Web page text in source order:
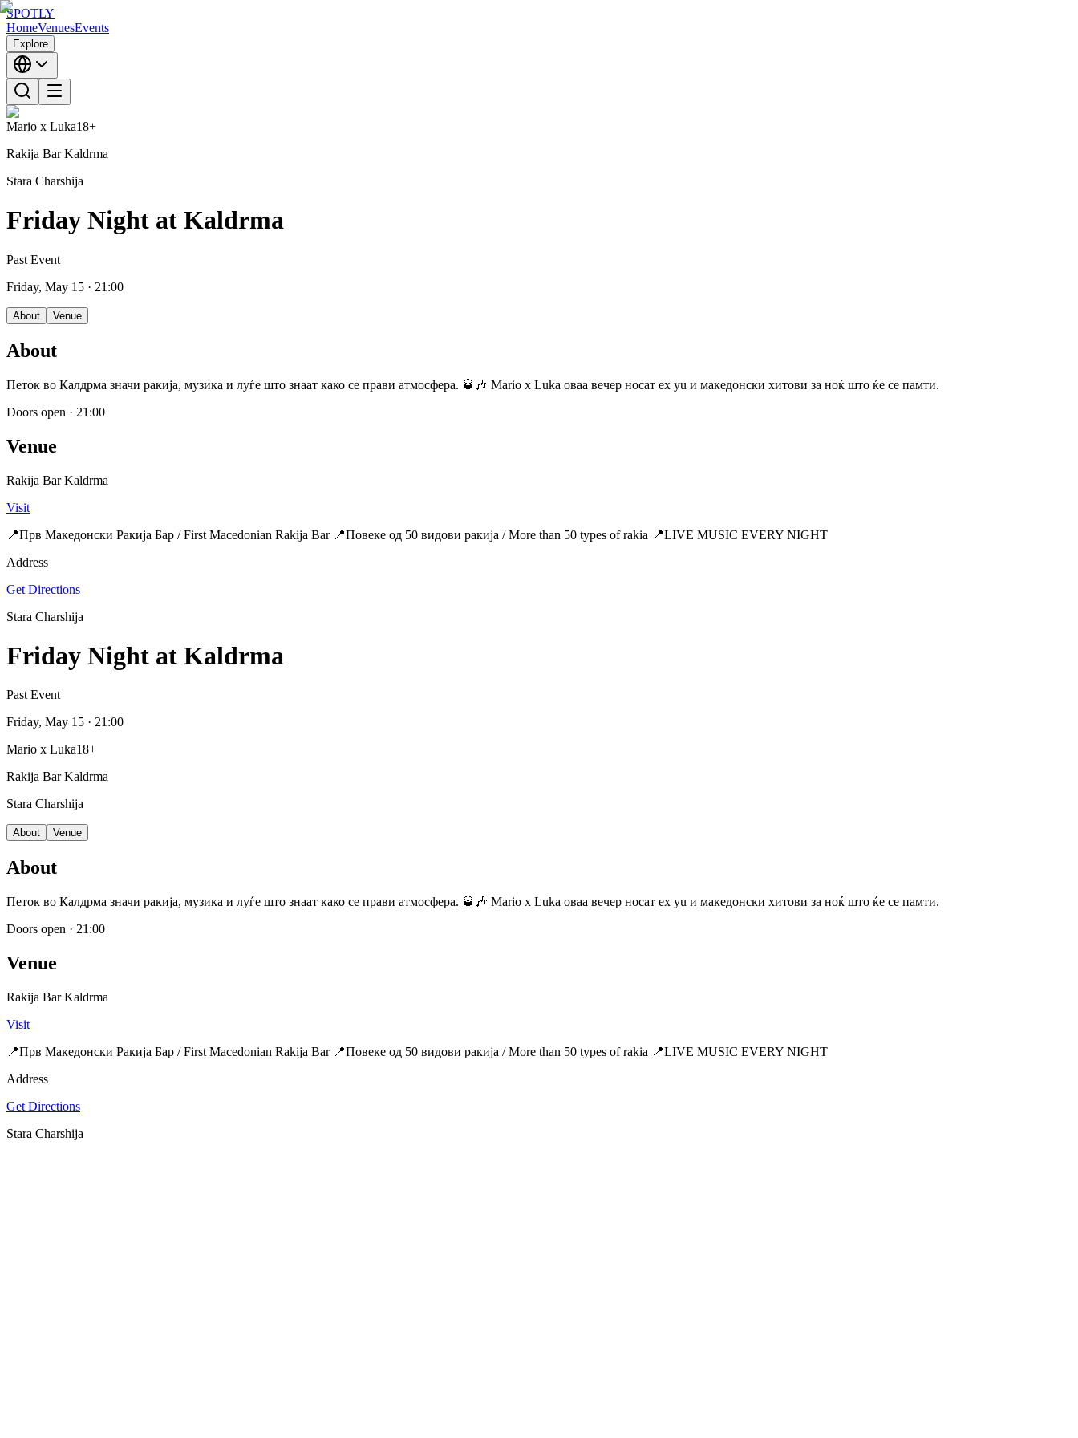
SPOTLY
HomeVenuesEvents
Explore
Mario x Luka18+
Rakija Bar Kaldrma
Stara Charshija
Friday Night at Kaldrma
Past Event
Friday, May 15 · 21:00
About Venue
About
Петок во Калдрма значи ракија, музика и луѓе што знаат како се прави атмосфера. 🥃🎶 Mario x Luka оваа вечер носат ex yu и македонски хитови за ноќ што ќе се памти.
Doors open · 21:00
Venue
Rakija Bar Kaldrma
Visit
📍Прв Македонски Ракија Бар / First Macedonian Rakija Bar 📍Повеке од 50 видови ракија / More than 50 types of rakia 📍LIVE MUSIC EVERY NIGHT
Address
Get Directions
Stara Charshija
Friday Night at Kaldrma
Past Event
Friday, May 15 · 21:00
Mario x Luka18+
Rakija Bar Kaldrma
Stara Charshija
About Venue
About
Петок во Калдрма значи ракија, музика и луѓе што знаат како се прави атмосфера. 🥃🎶 Mario x Luka оваа вечер носат ex yu и македонски хитови за ноќ што ќе се памти.
Doors open · 21:00
Venue
Rakija Bar Kaldrma
Visit
📍Прв Македонски Ракија Бар / First Macedonian Rakija Bar 📍Повеке од 50 видови ракија / More than 50 types of rakia 📍LIVE MUSIC EVERY NIGHT
Address
Get Directions
Stara Charshija